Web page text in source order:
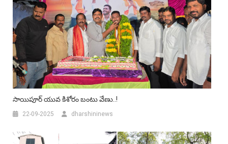
సాయిపూర్ యువ కిశోరం బంటు వేణు..!
22-09-2025 dharshininews